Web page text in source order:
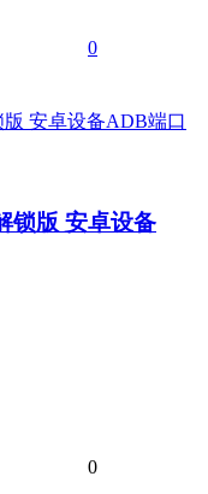
0
锁版 安卓设备
0